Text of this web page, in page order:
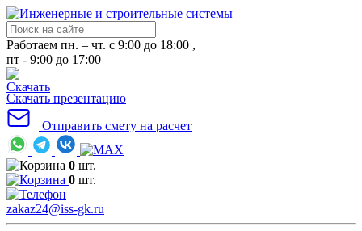
Работаем пн. – чт. с 9:00 до 18:00 ,
пт - 9:00 до 17:00
Скачать презентацию
Отправить смету на расчет
0 шт.
0 шт.
zakaz24@iss-gk.ru